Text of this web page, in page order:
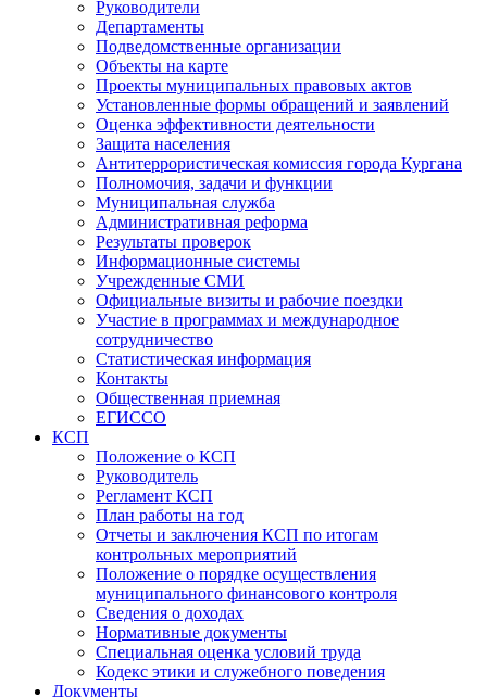
Руководители
Департаменты
Подведомственные организации
Объекты на карте
Проекты муниципальных правовых актов
Установленные формы обращений и заявлений
Оценка эффективности деятельности
Защита населения
Антитеррористическая комиссия города Кургана
Полномочия, задачи и функции
Муниципальная служба
Административная реформа
Результаты проверок
Информационные системы
Учрежденные СМИ
Официальные визиты и рабочие поездки
Участие в программах и международное
сотрудничество
Статистическая информация
Контакты
Общественная приемная
ЕГИССО
КСП
Положение о КСП
Руководитель
Регламент КСП
План работы на год
Отчеты и заключения КСП по итогам
контрольных мероприятий
Положение о порядке осуществления
муниципального финансового контроля
Сведения о доходах
Нормативные документы
Специальная оценка условий труда
Кодекс этики и служебного поведения
Документы